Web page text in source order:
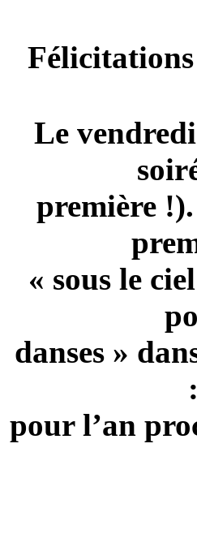
Le
première
« sous le
danses »
pour l’an